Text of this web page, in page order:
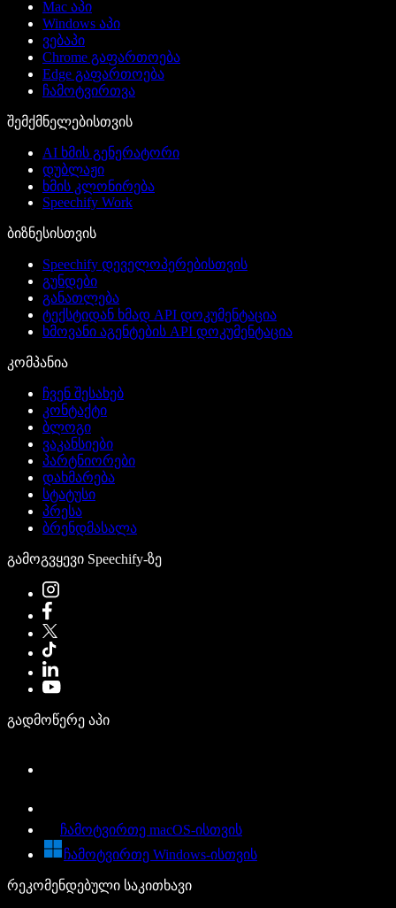
Mac აპი
Windows აპი
ვებაპი
Chrome გაფართოება
Edge გაფართოება
ჩამოტვირთვა
შემქმნელებისთვის
AI ხმის გენერატორი
დუბლაჟი
ხმის კლონირება
Speechify Work
ბიზნესისთვის
Speechify დეველოპერებისთვის
გუნდები
განათლება
ტექსტიდან ხმად API დოკუმენტაცია
ხმოვანი აგენტების API დოკუმენტაცია
კომპანია
ჩვენ შესახებ
კონტაქტი
ბლოგი
ვაკანსიები
პარტნიორები
დახმარება
სტატუსი
პრესა
ბრენდმასალა
გამოგვყევი Speechify-ზე
გადმოწერე აპი
ჩამოტვირთე macOS-ისთვის
ჩამოტვირთე Windows-ისთვის
რეკომენდებული საკითხავი